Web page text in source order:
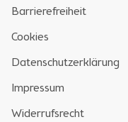
Barrierefreiheit
Cookies
Datenschutzerklärung
Impressum
Widerrufsrecht